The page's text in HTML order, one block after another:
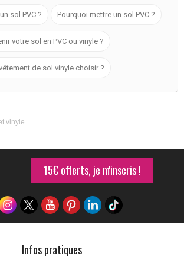
sol PVC ? Pourquoi mettre un sol PVC ?
votre sol en PVC ou vinyle ?
de sol vinyle choisir ?
vinyle
15€ offerts, je m'inscris !
Infos pratiques